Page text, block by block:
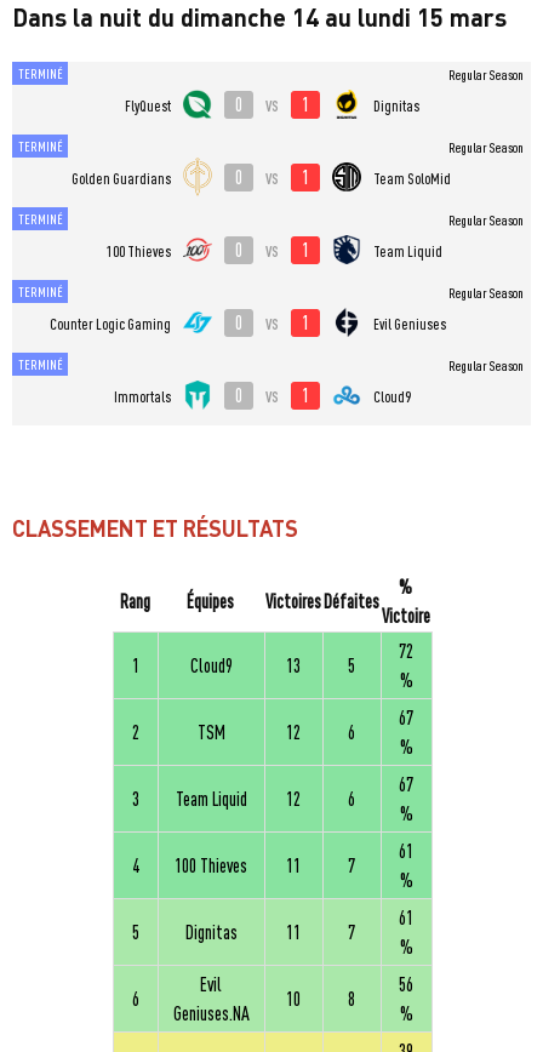
Dans la nuit du dimanche 14 au lundi 15 mars
TERMINÉ
FlyQuest 0 vs 1 Dignitas
Regular Season
TERMINÉ
Golden Guardians 0 vs 1 Team SoloMid
Regular Season
TERMINÉ
100 Thieves 0 vs 1 Team Liquid
Regular Season
TERMINÉ
Counter Logic Gaming 0 vs 1 Evil Geniuses
Regular Season
TERMINÉ
Immortals 0 vs 1 Cloud9
Regular Season
CLASSEMENT ET RÉSULTATS
Rang Équipes VictoiresDéfaites
%
Victoire
1
Cloud9 13 5
72
%
2 TSM 12 6
67
%
3 Team Liquid 12 6
67
%
4 100 Thieves 11 7
61
%
5 Dignitas 11 7
61
%
6
Evil
Geniuses.NA
10 8
56
%